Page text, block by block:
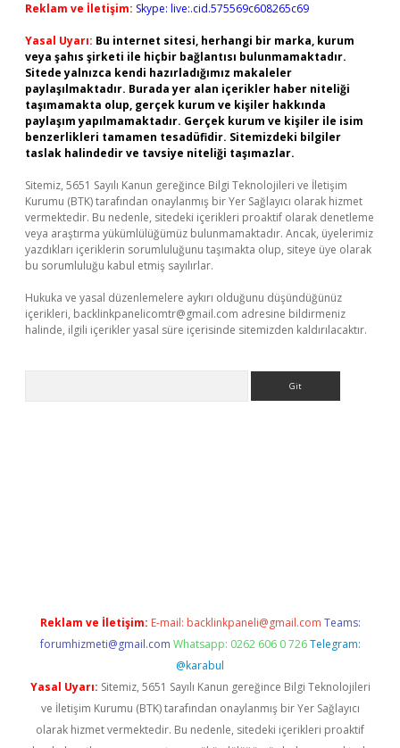
Reklam ve İletişim: Skype: live:.cid.575569c608265c69
Yasal Uyarı: Bu internet sitesi, herhangi bir marka, kurum
veya şahıs şirketi ile hiçbir bağlantısı bulunmamaktadır.
Sitede yalnızca kendi hazırladığımız makaleler
paylaşılmaktadır. Burada yer alan içerikler haber niteliği
taşımamakta olup, gerçek kurum ve kişiler hakkında
paylaşım yapılmamaktadır. Gerçek kurum ve kişiler ile isim
benzerlikleri tamamen tesadüfidir. Sitemizdeki bilgiler
taslak halindedir ve tavsiye niteliği taşımazlar.
Sitemiz, 5651 Sayılı Kanun gereğince Bilgi Teknolojileri ve İletişim
Kurumu (BTK) tarafından onaylanmış bir Yer Sağlayıcı olarak hizmet
vermektedir. Bu nedenle, sitedeki içerikleri proaktif olarak denetleme
veya araştırma yükümlülüğümüz bulunmamaktadır. Ancak, üyelerimiz
yazdıkları içeriklerin sorumluluğunu taşımakta olup, siteye üye olarak
bu sorumluluğu kabul etmiş sayılırlar.
Hukuka ve yasal düzenlemelere aykırı olduğunu düşündüğünüz
içerikleri, backlinkpanelicomtr@gmail.com adresine bildirmeniz
halinde, ilgili içerikler yasal süre içerisinde sitemizden kaldırılacaktır.
Reklam ve İletişim: E-mail: backlinkpaneli@gmail.com Teams:
forumhizmeti@gmail.com Whatsapp: 0262 606 0 726 Telegram:
@karabul
Yasal Uyarı: Sitemiz, 5651 Sayılı Kanun gereğince Bilgi Teknolojileri
ve İletişim Kurumu (BTK) tarafından onaylanmış bir Yer Sağlayıcı
olarak hizmet vermektedir. Bu nedenle, sitedeki içerikleri proaktif